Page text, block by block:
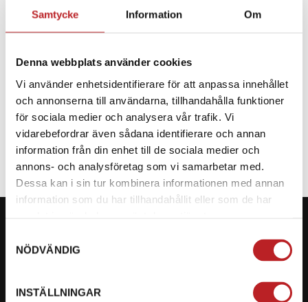
Samtycke Information Om
Denna webbplats använder cookies
Vi använder enhetsidentifierare för att anpassa innehållet
och annonserna till användarna, tillhandahålla funktioner
för sociala medier och analysera vår trafik. Vi
vidarebefordrar även sådana identifierare och annan
information från din enhet till de sociala medier och
annons- och analysföretag som vi samarbetar med.
Dessa kan i sin tur kombinera informationen med annan
information som du har tillhandahållit eller som de har
NÖDVÄNDIG
INSTÄLLNINGAR
Reservdel CF Moto
SPECIFIKATION
Ångra mitt köp